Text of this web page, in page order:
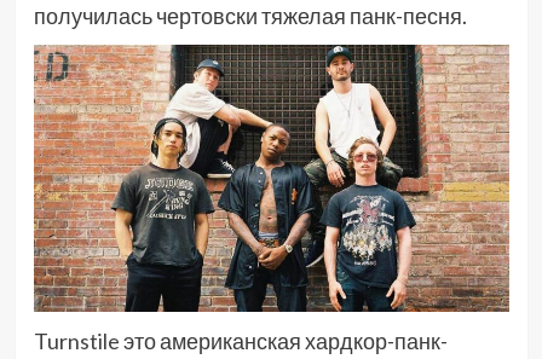
получилась чертовски тяжелая панк-песня.
Turnstileэто американская хардкор-панк-